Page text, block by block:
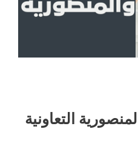
التعاونية